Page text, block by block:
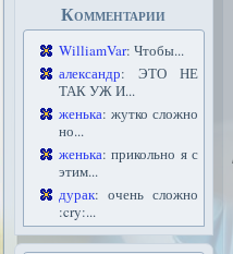
Комментарии
WilliamVar: Чтобы...
александр: ЭТО НЕ
ТАК УЖ И...
женька: жутко сложно
но...
женька: прикольно я с
этим...
дурак: очень сложно
:cry:...